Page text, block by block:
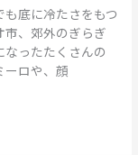
底に冷たさをもつ
、郊外のぎらぎ
ったたくさんの
ーロや、顔